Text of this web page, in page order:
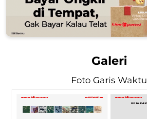
Galeri
Foto Garis Waktu